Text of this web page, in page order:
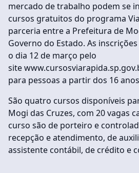
mercado de trabalho podem se
cursos gratuitos do programa
parceria entre a Prefeitura de
Governo do Estado. As
o dia 12 de março pelo
site
para pessoas a partir dos 16
São quatro cursos disponíveis
Mogi das Cruzes, com 20 vagas
curso são de porteiro e
recepção e atendimento, de
assistente contábil, de crédito e